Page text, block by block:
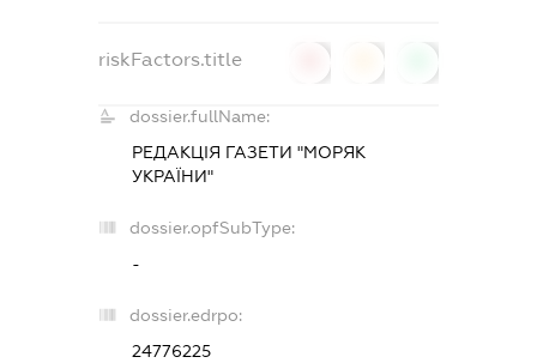
riskFactors.title
dossier.fullName:
РЕДАКЦІЯ ГАЗЕТИ "МОРЯК
УКРАЇНИ"
dossier.opfSubType:
-
dossier.edrpo:
24776225